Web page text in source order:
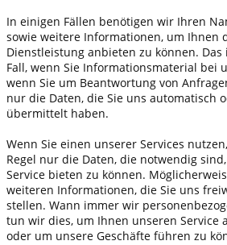
In einigen Fällen benötigen wir Ihren
sowie weitere Informationen, um Ihnen
Dienstleistung anbieten zu können.
Fall, wenn Sie Informationsmaterial bei
wenn Sie um Beantwortung von
nur die Daten, die Sie uns automatisch
übermittelt haben.
Wenn Sie einen unserer Services
Regel nur die Daten, die notwendig
Service bieten zu können.
weiteren Informationen, die Sie uns
stellen. Wann immer wir
tun wir dies, um Ihnen unseren Service
oder um unsere Geschäfte führen zu